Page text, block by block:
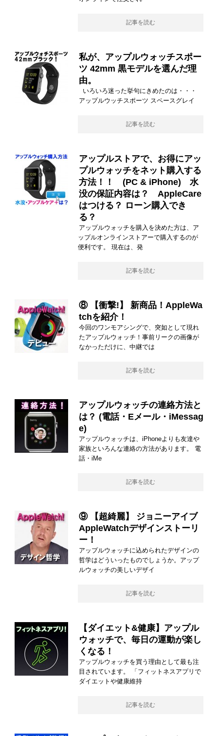
記事を読む
私が、アップルウォッチスポー
ツ 42mm 黒モデルを選んだ理
由。
いろいろ迷った挙句にきめたのは・・・
アップルウッチスポーツ スペースグレイ
記事を読む
アップルストアで、お得にアッ
プルウォッチをネット購入する
方法！！ (PC & iPhone) 水
没の保証内容は？ AppleCare
はつける？ ローン購入でき
る？
アップルウォッチを購入を決めた方は、ア
ップルオンラインストアーで購入するのが
便利です。 現在は、発
記事を読む
⑧ 【衝撃!】 新商品！AppleWa
tchを紹介！
今回のワンモアシングで、突如として現れ
たアップルウォッチ！事前リークの画像が
なかっただけに、中継では
記事を読む
アップルウォッチの連絡方法と
は？ (電話・Eメール・iMessag
e)
アップルウォッチは、iPhoneよりも友達や
家族といろんな連絡の方法があります。 電
話・iMe
記事を読む
⑨ 【超綺麗】 ジョニーアイブ
AppleWatchデザインストーリ
ー！
アップルウォッチに込められたデザインの
哲学はどういったものでしょうか。アップ
ルウォッチの美しいデザイ
記事を読む
【ダイエット&健康】アップル
ウォッチで、毎日の運動が楽し
くなる！
アップルウォッチを買う理由として最も注
目されています。 「フィットネスアプリで
ダイエットや健康維持
記事を読む